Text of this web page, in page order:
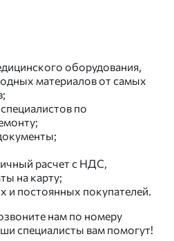
оборудования,
материалов от самых
по
расчет с НДС,
на карту;
и постоянных покупателей.
нам по номеру
специалисты вам помогут!